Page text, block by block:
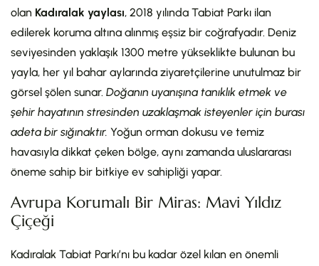
olan Kadıralak yaylası, 2018 yılında Tabiat Parkı ilan
edilerek koruma altına alınmış eşsiz bir coğrafyadır. Deniz
seviyesinden yaklaşık 1300 metre yükseklikte bulunan bu
yayla, her yıl bahar aylarında ziyaretçilerine unutulmaz bir
görsel şölen sunar. Doğanın uyanışına tanıklık etmek ve
şehir hayatının stresinden uzaklaşmak isteyenler için burası
adeta bir sığınaktır. Yoğun orman dokusu ve temiz
havasıyla dikkat çeken bölge, aynı zamanda uluslararası
öneme sahip bir bitkiye ev sahipliği yapar.
Avrupa Korumalı Bir Miras: Mavi Yıldız
Çiçeği
Kadıralak Tabiat Parkı’nı bu kadar özel kılan en önemli